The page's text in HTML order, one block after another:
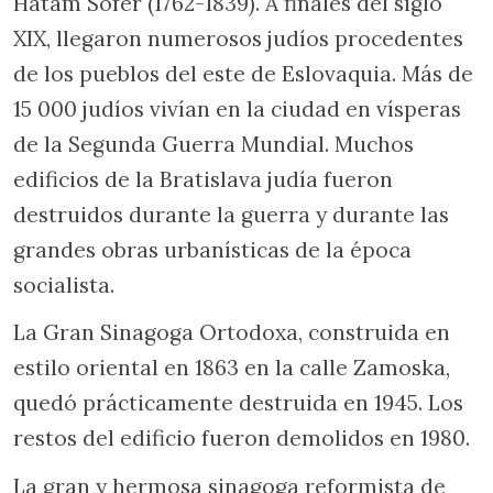
XIX, llegaron numerosos judíos procedentes
de los pueblos del este de Eslovaquia. Más de
15 000 judíos vivían en la ciudad en vísperas
de la Segunda Guerra Mundial. Muchos
edificios de la Bratislava judía fueron
destruidos durante la guerra y durante las
grandes obras urbanísticas de la época
socialista.
La Gran Sinagoga Ortodoxa, construida en
estilo oriental en 1863 en la calle Zamoska,
quedó prácticamente destruida en 1945. Los
restos del edificio fueron demolidos en 1980.
La gran y hermosa sinagoga reformista de